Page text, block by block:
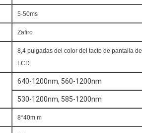
5-50ms
Zafiro
8,4 pulgadas del color del tacto de pantalla del
LCD
640-1200nm, 560-1200nm
530-1200nm, 585-1200nm
8*40m m